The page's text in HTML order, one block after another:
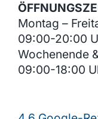
Montag –
09:00-20:00
Wochenende
09:00-18:00